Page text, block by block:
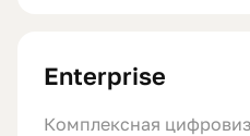
Enterprise
Комплексная